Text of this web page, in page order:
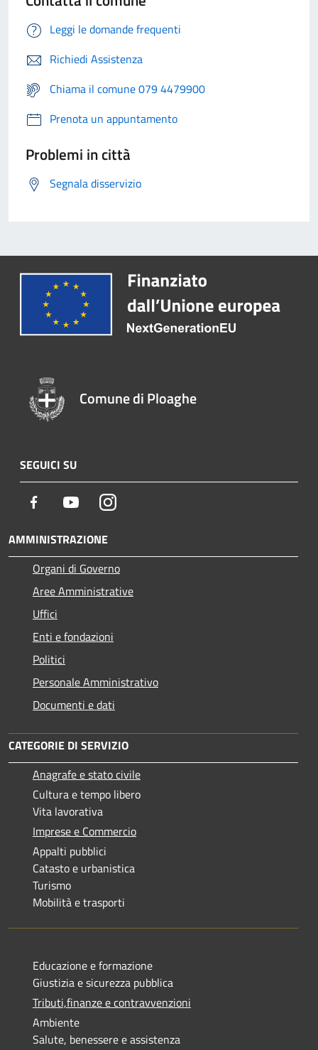
Leggi le domande frequenti
Richiedi Assistenza
Chiama il comune 079 4479900
Prenota un appuntamento
Problemi in città
Segnala disservizio
Comune di Ploaghe
SEGUICI SU
Facebook YoutubeInstagram
AMMINISTRAZIONE
Organi di Governo
Aree Amministrative
Uffici
Enti e fondazioni
Politici
Personale Amministrativo
Documenti e dati
CATEGORIE DI SERVIZIO
Anagrafe e stato civile
Cultura e tempo libero
Vita lavorativa
Imprese e Commercio
Appalti pubblici
Catasto e urbanistica
Turismo
Mobilità e trasporti
Educazione e formazione
Giustizia e sicurezza pubblica
Tributi,finanze e contravvenzioni
Ambiente
Salute, benessere e assistenza